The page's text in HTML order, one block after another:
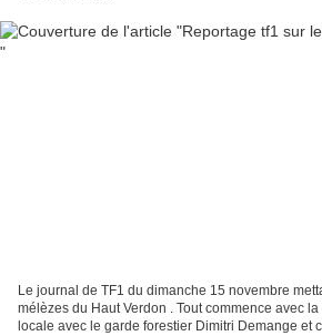
Le journal de TF1 du dimanche 15 novembre
mélèzes du Haut Verdon . Tout commence avec
locale avec le garde forestier Dimitri Demange et